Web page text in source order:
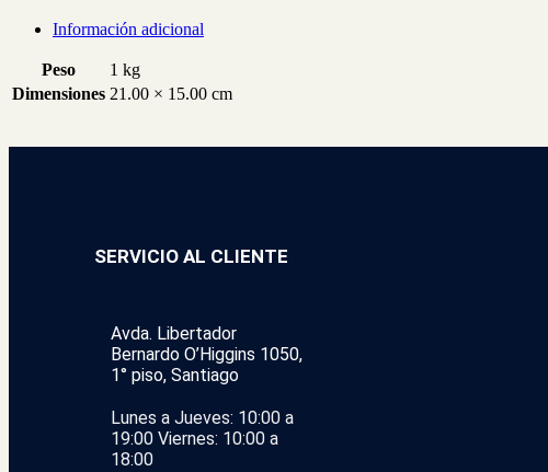
Información adicional
Peso
1 kg
Dimensiones 21.00 × 15.00 cm
SERVICIO AL CLIENTE
Avda. Libertador
Bernardo O’Higgins 1050,
1° piso, Santiago
Lunes a Jueves: 10:00 a
19:00 Viernes: 10:00 a
18:00